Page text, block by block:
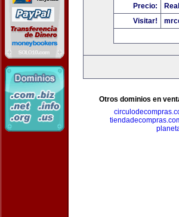
Precio:
Visitar!
Otros dominios en